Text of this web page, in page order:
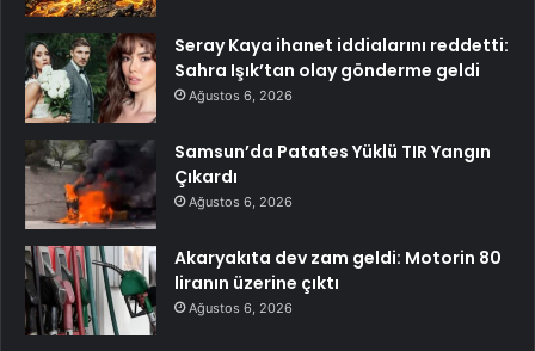
Seray Kaya ihanet iddialarını reddetti:
Sahra Işık’tan olay gönderme geldi
Ağustos 6, 2026
Samsun’da Patates Yüklü TIR Yangın
Çıkardı
Ağustos 6, 2026
Akaryakıta dev zam geldi: Motorin 80
liranın üzerine çıktı
Ağustos 6, 2026